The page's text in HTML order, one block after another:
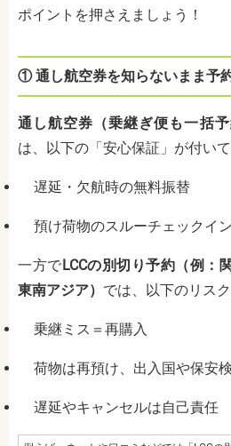
ポイントを押さえましょう！
① 通し航空券を知らないまま予
通し航空券（乗継ぎ便も一括予
は、以下の「安心保証」が付いて
遅延・欠航時の無料振替
預け荷物のスルーチェックイン
一方でLCCの別切り予約（例
東南アジア） では、以下のリス
乗継ミス＝再購入
荷物は再預け、出入国や保安
遅延やキャンセルは自己責任